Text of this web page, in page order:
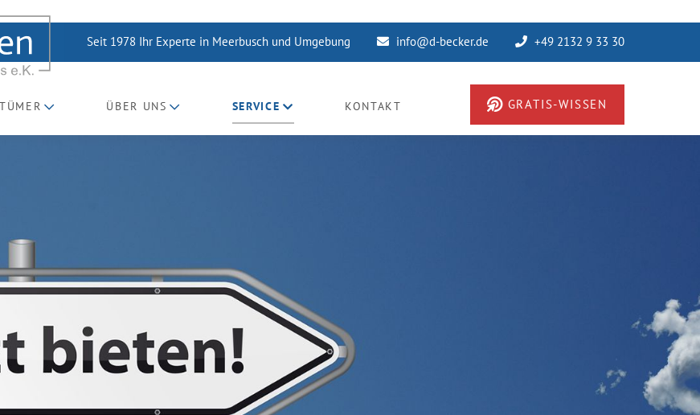
Seit 1978 Ihr Experte in Meerbusch und Umgebung info@d-becker.de +49 2132 9 33 30
ÜBER UNS SERVICE KONTAKT GRATIS-WISSEN